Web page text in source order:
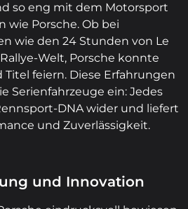
so eng mit dem Motorsport
wie Porsche. Ob bei
wie den 24 Stunden von Le
Welt, Porsche konnte
feiern. Diese Erfahrungen
Serienfahrzeuge ein: Jedes
DNA wider und liefert
und Zuverlässigkeit.
und Innovation